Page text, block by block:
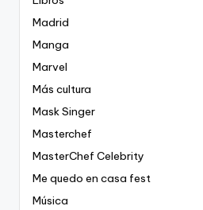
Madrid
Manga
Marvel
Más cultura
Mask Singer
Masterchef
MasterChef Celebrity
Me quedo en casa fest
Música